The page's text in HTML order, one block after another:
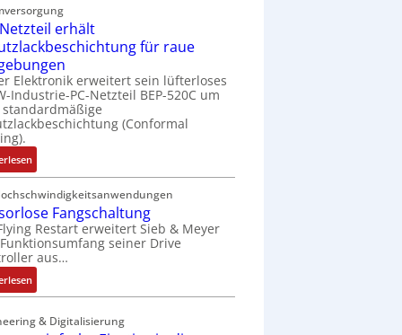
o
s
e
M
u
l
t
u
r
n
-
K
t
n
r
b
e
s
s
e
r
L
a
e
r
t
i
n
Netzteil erhält
für raue
Elektronik erweitert sein lüfterloses
Industrie-PC-Netzteil BEP-520C um
(Conformal
:
I
P
C
N
e
t
z
e
Fangschaltung
Restart erweitert Sieb & Meyer
seiner Drive
aus…
:
S
n
& Digitalisierung